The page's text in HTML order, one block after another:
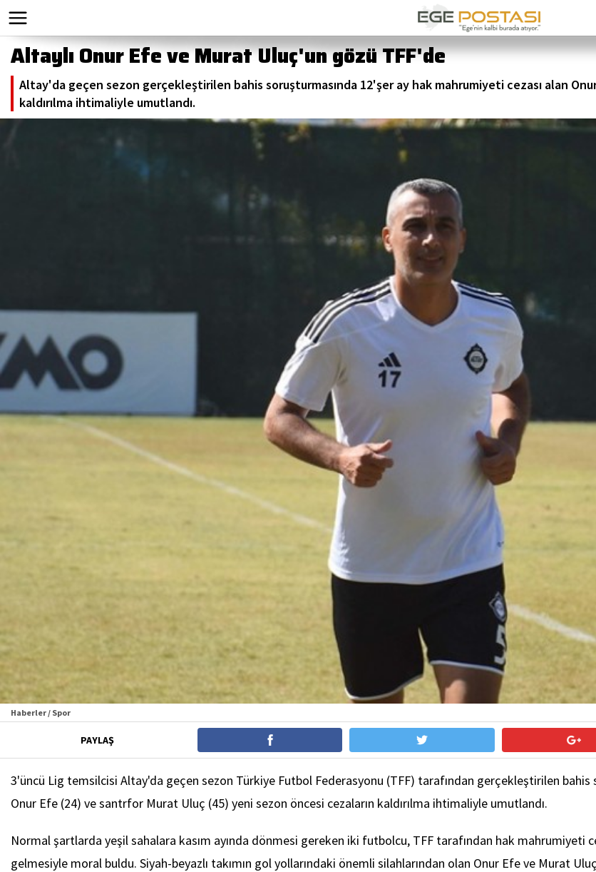
Altaylı Onur Efe ve Murat Uluç'un gözü TFF'de
Altay'da geçen sezon gerçekleştirilen bahis soruşturmasında 12'şer ay hak mahrumiyeti cezası alan
kaldırılma ihtimaliyle umutlandı.
Haberler / Spor
PAYLAŞ
3'üncü Lig temsilcisi Altay'da geçen sezon Türkiye Futbol Federasyonu (TFF) tarafından gerçekleştirilen
Onur Efe (24) ve santrfor Murat Uluç (45) yeni sezon öncesi cezaların kaldırılma ihtimaliyle umutlandı.
Normal şartlarda yeşil sahalara kasım ayında dönmesi gereken iki futbolcu, TFF tarafından hak mahrumiyeti
gelmesiyle moral buldu. Siyah-beyazlı takımın gol yollarındaki önemli silahlarından olan Onur Efe ve Murat